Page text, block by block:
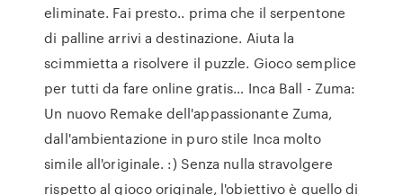
eliminate. Fai presto.. prima che il serpentone
di palline arrivi a destinazione. Aiuta la
scimmietta a risolvere il puzzle. Gioco semplice
per tutti da fare online gratis… Inca Ball - Zuma:
Un nuovo Remake dell'appassionante Zuma,
dall'ambientazione in puro stile Inca molto
simile all'originale. :) Senza nulla stravolgere
rispetto al gioco originale, l'obiettivo è quello di